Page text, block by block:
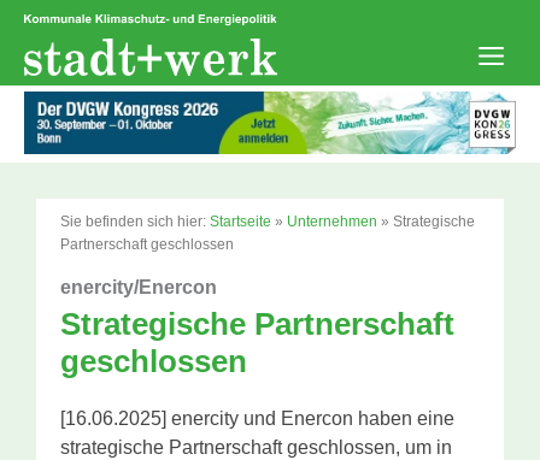
Zum
springen
Sie befinden sich hier: Startseite » Unternehmen » Strategische
Partnerschaft geschlossen
enercity/Enercon
Strategische Partnerschaft
geschlossen
[16.06.2025] enercity und Enercon haben eine
strategische Partnerschaft geschlossen, um in